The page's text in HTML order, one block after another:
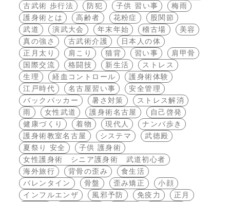
古武術 歩行法
防犯 子供 習い事
梅雨
護身術とは
高齢者 花粉症
股関節
武道
演武大会 年末年始 稽古場
美容
真の強さ
古武術介護
日本人の体
正月太り
肩こり 猫背 習い事
肩甲骨
国際交流
格闘技 新生活
ストレス
生理
経血コントロール
護身術体験
江戸時代
名古屋習い事
安全管理
バックパッカー
暑さ対策
ストレス解消
雨
女性武道 護身術名古屋
自己啓発
健康づくり
着物 現代人
ナンバ歩き
護身術教室名古屋
システマ
武徳殿
夏祭り 安全
子供 護身術
女性護身術 シニア護身術 武道初心者
海外旅行
背骨の歪み
食生活
バレンタイン
骨盤 歪み矯正
小顔
インフルエンザ
風邪予防 免疫力
正月